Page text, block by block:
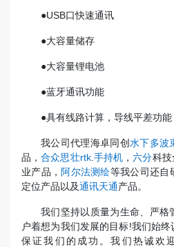
●USB口快速通讯
●大容量储存
●大容量锂电池
●蓝牙通讯功能
●具有线路计算，导线平差功能
我公司代理海卓同创水下多波
品，合众思壮rtk. 手持机 ，六分科技
业产品， 阿尔法测绘等我公司还自
定位产品以及通讯天通产品。
我们坚持以质量为生命、严格
户着想为我们发展的目标!我们始
保证我们的成功。我们热诚欢